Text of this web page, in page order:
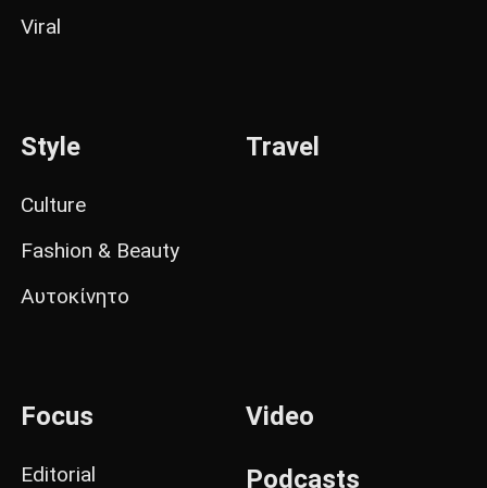
Viral
Style
Culture
Fashion & Beauty
Αυτοκίνητο
Travel
Focus
Editorial
Video
Podcasts